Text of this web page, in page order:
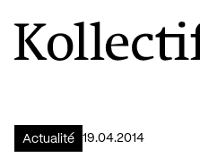
Aller à la page d'accueil
Logo Kollectif
Actualité 19.04.2014